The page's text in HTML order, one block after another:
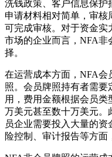
洗钱政策、客户信息保护
申请材料相对简单，审核
可完成审核。对于资金实
市场的企业而言，NFA非
择。
在运营成本方面，NFA会
照。会员牌照持有者需
用，费用金额根据会员
万美元甚至数十万美元。
员企业需要投入大量的
险控制、审计报告等方面